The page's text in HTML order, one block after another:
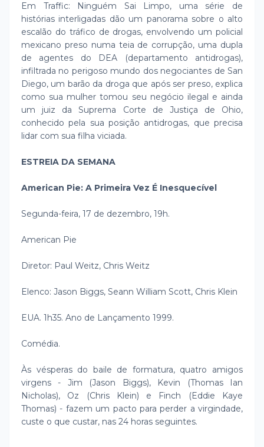
Em Traffic: Ninguém Sai Limpo, uma série de
histórias interligadas dão um panorama sobre o alto
escalão do tráfico de drogas, envolvendo um policial
mexicano preso numa teia de corrupção, uma dupla
de agentes do DEA (departamento antidrogas),
infiltrada no perigoso mundo dos negociantes de San
Diego, um barão da droga que após ser preso, explica
como sua mulher tomou seu negócio ilegal e ainda
um juiz da Suprema Corte de Justiça de Ohio,
conhecido pela sua posição antidrogas, que precisa
lidar com sua filha viciada.
ESTREIA DA SEMANA
American Pie: A Primeira Vez É Inesquecível
Segunda-feira, 17 de dezembro, 19h.
American Pie
Diretor: Paul Weitz, Chris Weitz
Elenco: Jason Biggs, Seann William Scott, Chris Klein
EUA. 1h35. Ano de Lançamento 1999.
Comédia.
Às vésperas do baile de formatura, quatro amigos
virgens - Jim (Jason Biggs), Kevin (Thomas Ian
Nicholas), Oz (Chris Klein) e Finch (Eddie Kaye
Thomas) - fazem um pacto para perder a virgindade,
custe o que custar, nas 24 horas seguintes.